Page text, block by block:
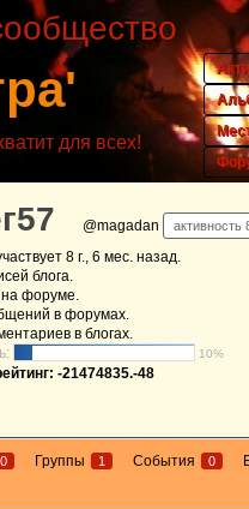
для всех!
@magadan активность
8 г., 6 мес. назад.
блога.
форуме.
в форумах.
в блогах.
10%
-21474835.-48
0 Группы 1 События 0